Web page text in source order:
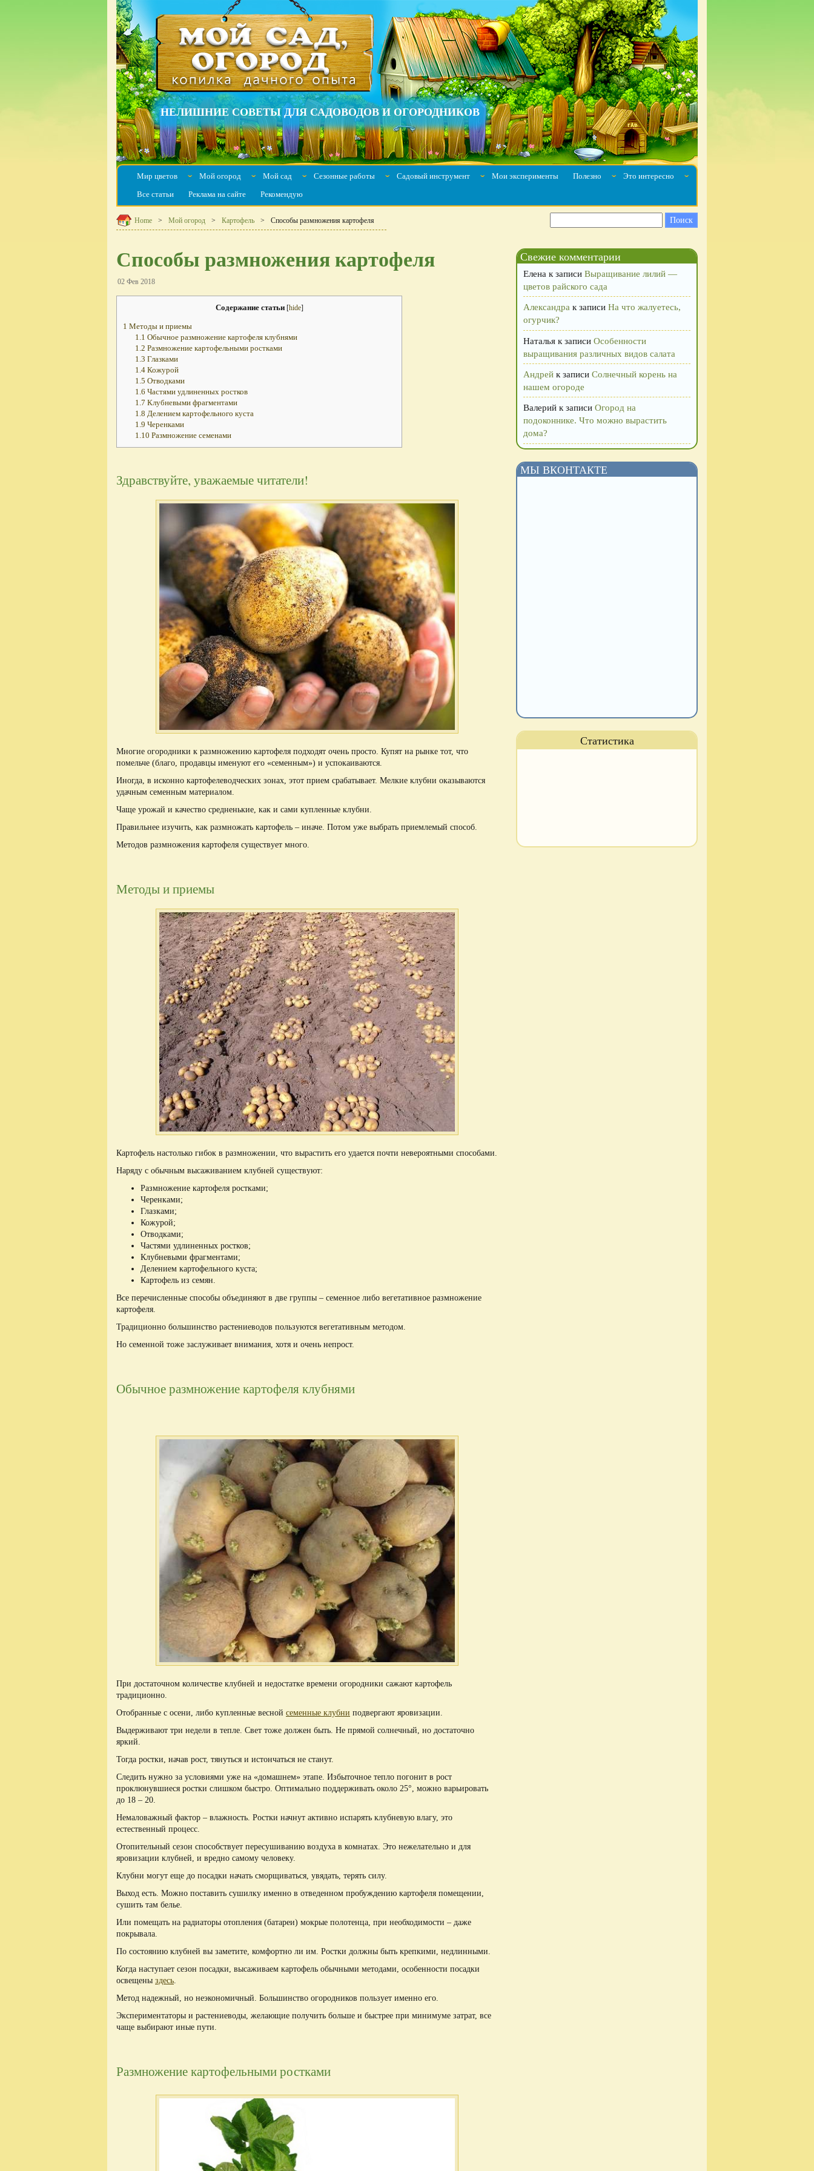
НЕЛИШНИЕ СОВЕТЫ ДЛЯ САДОВОДОВ И ОГОРОДНИКОВ
Мир цветов ˇ Мой огород ˇ Мой сад ˇ Сезонные работы ˇ Садовый инструмент ˇ Мои эксперименты Полезно ˇ Это интересно ˇ
Все статьи Реклама на сайте Рекомендую
Home Мой огород Картофель Способы размножения картофеля
Способы размножения картофеля
02 Фев 2018
Содержание статьи [hide]
1 Методы и приемы
1.1 Обычное размножение картофеля клубнями
1.2 Размножение картофельными ростками
1.3 Глазками
1.4Кожурой
1.5 Отводками
1.6 Частями удлиненных ростков
1.7 Клубневыми фрагментами
1.8 Делением картофельного куста
1.9 Черенками
1.10 Размножение семенами
Здравствуйте, уважаемые читатели!
Многие огородники к размножению картофеля подходят очень просто. Купят на рынке тот, что
помельче (благо, продавцы именуют его «семенным») и успокаиваются.
Иногда, в исконно картофелеводческих зонах, этот прием срабатывает. Мелкие клубни оказываются
удачным семенным материалом.
Чаще урожай и качество средненькие, как и сами купленные клубни.
Правильнее изучить, как размножать картофель – иначе. Потом уже выбрать приемлемый способ.
Методов размножения картофеля существует много.
Методы и приемы
Картофель настолько гибок в размножении, что вырастить его удается почти невероятными способами.
Наряду с обычным высаживанием клубней существуют:
Размножение картофеля ростками;
Черенками;
Глазками;
Кожурой;
Отводками;
Частями удлиненных ростков;
Клубневыми фрагментами;
Делением картофельного куста;
Картофель из семян.
Все перечисленные способы объединяют в две группы – семенное либо вегетативное размножение
картофеля.
Традиционно большинство растениеводов пользуются вегетативным методом.
Но семенной тоже заслуживает внимания, хотя и очень непрост.
Обычное размножение картофеля клубнями
При достаточном количестве клубней и недостатке времени огородники сажают картофель
традиционно.
Отобранные с осени, либо купленные весной семенные клубни подвергают яровизации.
Выдерживают три недели в тепле. Свет тоже должен быть. Не прямой солнечный, но достаточно
яркий.
Тогда ростки, начав рост, тянуться и истончаться не станут.
Следить нужно за условиями уже на «домашнем» этапе. Избыточное тепло погонит в рост
проклюнувшиеся ростки слишком быстро. Оптимально поддерживать около 25°, можно варьировать
до 18 – 20.
Немаловажный фактор – влажность. Ростки начнут активно испарять клубневую влагу, это
естественный процесс.
Отопительный сезон способствует пересушиванию воздуха в комнатах. Это нежелательно и для
яровизации клубней, и вредно самому человеку.
Клубни могут еще до посадки начать сморщиваться, увядать, терять силу.
Выход есть. Можно поставить сушилку именно в отведенном пробуждению картофеля помещении,
сушить там белье.
Или помещать на радиаторы отопления (батареи) мокрые полотенца, при необходимости – даже
покрывала.
По состоянию клубней вы заметите, комфортно ли им. Ростки должны быть крепкими, недлинными.
Когда наступает сезон посадки, высаживаем картофель обычными методами, особенности посадки
освещены здесь.
Метод надежный, но неэкономичный. Большинство огородников пользует именно его.
Экспериментаторы и растениеводы, желающие получить больше и быстрее при минимуме затрат, все
чаще выбирают иные пути.
Размножение картофельными ростками
Свежие комментарии
Елена к записи Выращивание лилий —
цветов райского сада
Александра к записи На что жалуетесь,
огурчик?
Наталья к записи Особенности
выращивания различных видов салата
Андрей к записи Солнечный корень на
нашем огороде
Валерий к записи Огород на
подоконнике. Что можно вырастить
дома?
МЫ ВКОНТАКТЕ
Статистика